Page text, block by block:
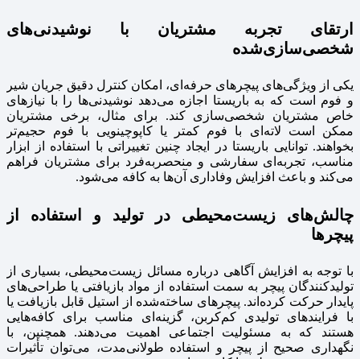
ارتقای تجربه مشتریان با نوشیدنی‌های
شخصی‌سازی‌شده
یکی از ویژگی‌های پیچرهای حرفه‌ای، امکان کنترل دقیق جریان شیر
و فوم است که به باریستا اجازه می‌دهد نوشیدنی‌ها را با نیازهای
خاص مشتریان شخصی‌سازی کند. برای مثال، برخی مشتریان
ممکن است لاته‌ای با فوم کمتر یا کاپوچینویی با فوم حجیم‌تر
بخواهند. توانایی باریستا در ایجاد چنین تغییراتی با استفاده از ابزار
مناسب، تجربه‌ای سفارشی و منحصربه‌فرد برای مشتریان فراهم
می‌کند و باعث افزایش وفاداری آن‌ها به کافه می‌شود.
چالش‌های زیست‌محیطی در تولید و استفاده از
پیچرها
با توجه به افزایش آگاهی درباره مسائل زیست‌محیطی، بسیاری از
تولیدکنندگان پیچر به سمت استفاده از مواد بازیافتی یا طراحی‌های
پایدار حرکت کرده‌اند. پیچرهای ساخته‌شده از استیل قابل بازیافت یا
با فرایندهای تولیدی کم‌کربن، گزینه‌ای مناسب برای کافه‌هایی
هستند که به مسئولیت اجتماعی اهمیت می‌دهند. همچنین، با
نگهداری صحیح از پیچر و استفاده طولانی‌مدت، می‌توان تأثیرات